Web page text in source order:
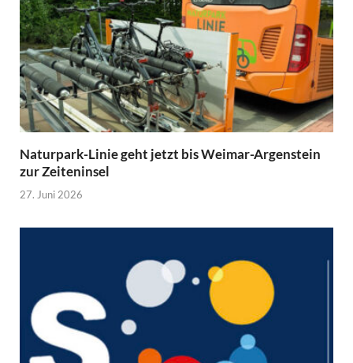
Naturpark-Linie geht jetzt bis Weimar-Argenstein
zur Zeiteninsel
27. Juni 2026